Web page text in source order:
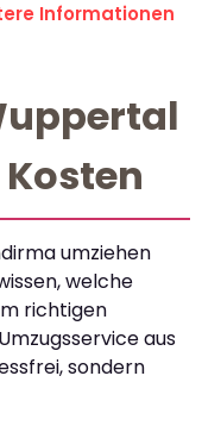
Informationen
umziehen
welche
richtigen
aus
sondern